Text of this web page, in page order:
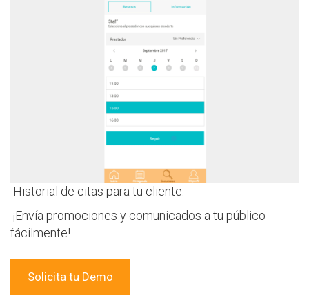
Historial de citas para tu cliente.
¡Envía promociones y comunicados a tu público
fácilmente!
Solicita tu Demo